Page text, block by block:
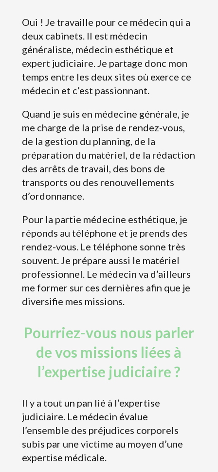
Oui ! Je travaille pour ce médecin qui a
deux cabinets. Il est médecin
généraliste, médecin esthétique et
expert judiciaire. Je partage donc mon
temps entre les deux sites où exerce ce
médecin et c’est passionnant.
Quand je suis en médecine générale, je
me charge de la prise de rendez-vous,
de la gestion du planning, de la
préparation du matériel, de la rédaction
des arrêts de travail, des bons de
transports ou des renouvellements
d’ordonnance.
Pour la partie médecine esthétique, je
réponds au téléphone et je prends des
rendez-vous. Le téléphone sonne très
souvent. Je prépare aussi le matériel
professionnel. Le médecin va d’ailleurs
me former sur ces dernières afin que je
diversifie mes missions.
Pourriez-vous nous parler
de vos missions liées à
l’expertise judiciaire ?
​Il y a tout un pan lié à l’expertise
judiciaire. Le médecin évalue
l’ensemble des préjudices corporels
subis par une victime au moyen d’une
expertise médicale.